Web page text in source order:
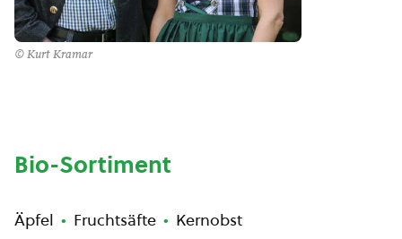
© Kurt Kramar
Bio-Sortiment
Äpfel Fruchtsäfte Kernobst